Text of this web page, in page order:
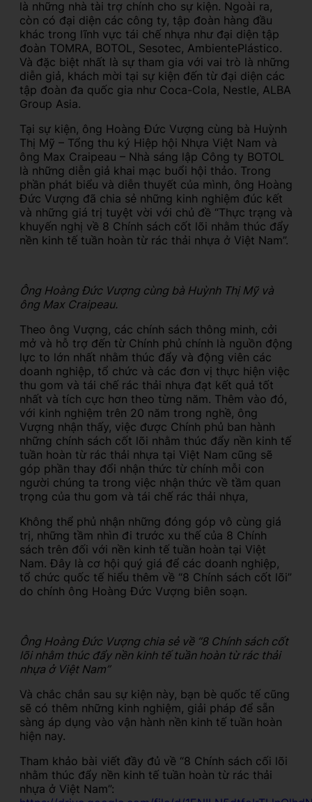
là những nhà tài trợ chính cho sự kiện. Ngoài ra,
còn có đại diện các công ty, tập đoàn hàng đầu
khác trong lĩnh vực tái chế nhựa như đại diện tập
đoàn TOMRA, BOTOL, Sesotec, AmbientePlástico.
Và đặc biệt nhất là sự tham gia với vai trò là những
diễn giả, khách mời tại sự kiện đến từ đại diện các
tập đoàn đa quốc gia như Coca-Cola, Nestle, ALBA
Group Asia.
Tại sự kiện, ông Hoàng Đức Vượng cùng bà Huỳnh
Thị Mỹ – Tổng thu ký Hiệp hội Nhựa Việt Nam và
ông Max Craipeau – Nhà sáng lập Công ty BOTOL
là những diễn giả khai mạc buổi hội thảo. Trong
phần phát biểu và diễn thuyết của mình, ông Hoàng
Đức Vượng đã chia sẻ những kinh nghiệm đúc kết
và những giá trị tuyệt vời với chủ đề “Thực trạng và
khuyến nghị về 8 Chính sách cốt lõi nhằm thúc đẩy
nền kinh tế tuần hoàn từ rác thải nhựa ở Việt Nam”.
Ông Hoàng Đức Vượng cùng bà Huỳnh Thị Mỹ và
ông Max Craipeau.
Theo ông Vượng, các chính sách thông minh, cởi
mở và hỗ trợ đến từ Chính phủ chính là nguồn động
lực to lớn nhất nhằm thúc đẩy và động viên các
doanh nghiệp, tổ chức và các đơn vị thực hiện việc
thu gom và tái chế rác thải nhựa đạt kết quả tốt
nhất và tích cực hơn theo từng năm. Thêm vào đó,
với kinh nghiệm trên 20 năm trong nghề, ông
Vượng nhận thấy, việc được Chính phủ ban hành
những chính sách cốt lõi nhằm thúc đẩy nền kinh tế
tuần hoàn từ rác thải nhựa tại Việt Nam cũng sẽ
góp phần thay đổi nhận thức từ chính mỗi con
người chúng ta trong việc nhận thức về tầm quan
trọng của thu gom và tái chế rác thải nhựa,
Không thể phủ nhận những đóng góp vô cùng giá
trị, những tầm nhìn đi trước xu thế của 8 Chính
sách trên đối với nền kinh tế tuần hoàn tại Việt
Nam. Đây là cơ hội quý giá để các doanh nghiệp,
tổ chức quốc tế hiểu thêm về “8 Chính sách cốt lõi”
do chính ông Hoàng Đức Vượng biên soạn.
Ông Hoàng Đức Vượng chia sẻ về “8 Chính sách cốt
lõi nhằm thúc đẩy nền kinh tế tuần hoàn từ rác thải
nhựa ở Việt Nam”
Và chắc chắn sau sự kiện này, bạn bè quốc tế cũng
sẽ có thêm những kinh nghiệm, giải pháp để sẵn
sàng áp dụng vào vận hành nền kinh tế tuần hoàn
hiện nay.
Tham khảo bài viết đầy đủ về “8 Chính sách cối lõi
nhằm thúc đẩy nền kinh tế tuần hoàn từ rác thải
nhựa ở Việt Nam”: